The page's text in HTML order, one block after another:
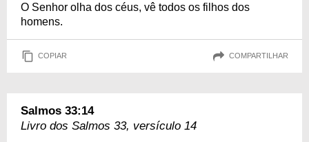
O Senhor olha dos céus, vê todos os filhos dos
homens.
COPIAR COMPARTILHAR
Salmos 33:14
Livro dos Salmos 33, versículo 14